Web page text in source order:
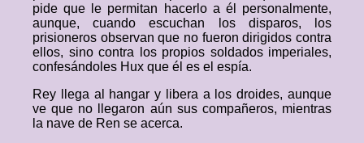
pide que le permitan hacerlo a él personalmente,
aunque, cuando escuchan los disparos, los
prisioneros observan que no fueron dirigidos contra
ellos, sino contra los propios soldados imperiales,
confesándoles Hux que él es el espía.
Rey llega al hangar y libera a los droides, aunque
ve que no llegaron aún sus compañeros, mientras
la nave de Ren se acerca.